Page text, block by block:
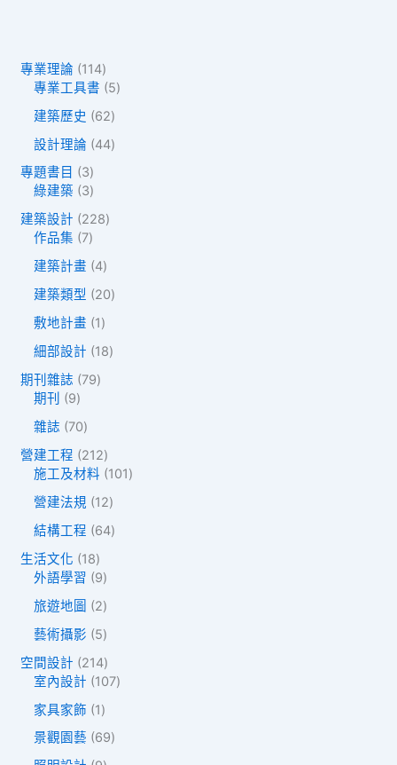
專業理論 1141
1
個
產
專業工具書 55
建築歷史 626
個
設計理論 444
專題書目 33
個
品
綠建築 33
產
品
建築設計 2282
個
產
作品集 77
產
品
建築計畫 44
產
品
建築類型 202
產
敷地計畫 11
產
品
細部設計 181
期刊雜誌 797
品
期刊 99
產
品
雜誌 707
個
產
品
營建工程 2122
1
個
產
施工及材料 1011
營建法規 121
個
結構工程 646
生活文化 181
8
產
品
外語學習 99
產
品
旅遊地圖 22
產
品
藝術攝影 55
產
品
空間設計 2142
1
個
產
室內設計 1071
家具家飾 11
產
景觀園藝 696